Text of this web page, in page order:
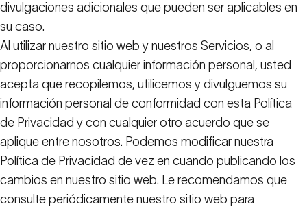
divulgaciones adicionales que pueden ser aplicables en
su caso.
Al utilizar nuestro sitio web y nuestros Servicios, o al
proporcionarnos cualquier información personal, usted
acepta que recopilemos, utilicemos y divulguemos su
información personal de conformidad con esta Política
de Privacidad y con cualquier otro acuerdo que se
aplique entre nosotros. Podemos modificar nuestra
Política de Privacidad de vez en cuando publicando los
cambios en nuestro sitio web. Le recomendamos que
consulte periódicamente nuestro sitio web para